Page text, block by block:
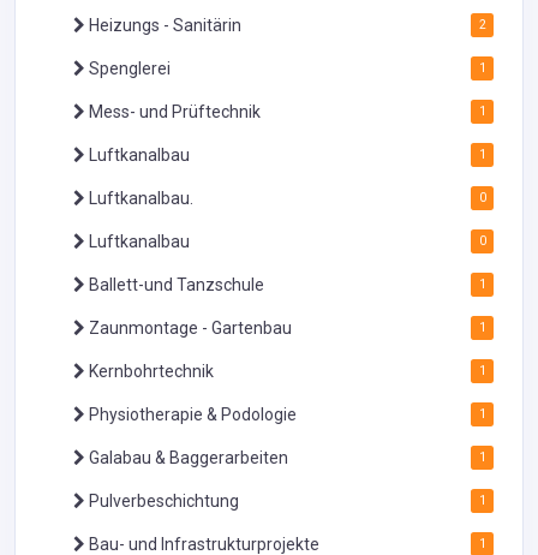
Heizungs - Sanitärin 2
Spenglerei 1
Mess- und Prüftechnik 1
Luftkanalbau 1
Luftkanalbau. 0
Luftkanalbau 0
Ballett-und Tanzschule 1
Zaunmontage - Gartenbau 1
Kernbohrtechnik 1
Physiotherapie & Podologie 1
Galabau & Baggerarbeiten 1
Pulverbeschichtung 1
Bau- und Infrastrukturprojekte 1